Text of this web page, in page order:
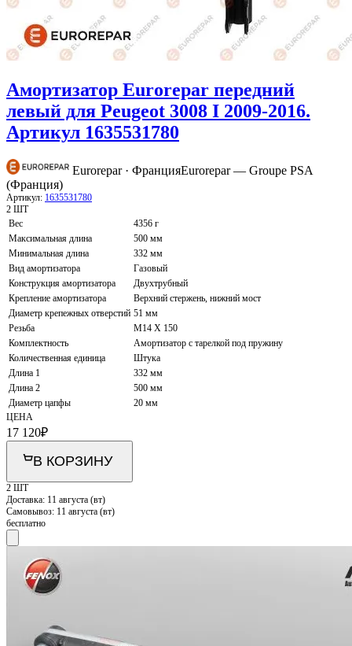
Амортизатор Eurorepar передний
левый для Peugeot 3008 I 2009-2016.
Артикул 1635531780
Eurorepar · ФранцияEurorepar — Groupe PSA
(Франция)
Артикул: 1635531780
2 ШТ
Вес
4356 г
Максимальная длина
500 мм
Минимальная длина
332 мм
Вид амортизатора
Газовый
Конструкция амортизатора
Двухтрубный
Крепление амортизатора
Верхний стержень, нижний мост
Диаметр крепежных отверстий 51 мм
Резьба
M14 X 150
Комплектность
Амортизатор с тарелкой под пружину
Количественная единица
Штука
Длина 1
332 мм
Длина 2
500 мм
Диаметр цапфы
20 мм
ЦЕНА
17 120₽
В КОРЗИНУ
2 ШТ
Доставка: 11 августа (вт)
Самовывоз: 11 августа (вт)
бесплатно